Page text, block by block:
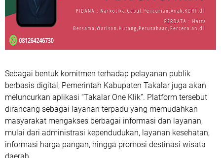
Sebagai bentuk komitmen terhadap pelayanan publik
berbasis digital, Pemerintah Kabupaten Takalar juga akan
meluncurkan aplikasi “Takalar One Klik”. Platform tersebut
dirancang sebagai layanan terpadu yang memudahkan
masyarakat mengakses berbagai informasi dan layanan,
mulai dari administrasi kependudukan, layanan kesehatan,
informasi harga pangan, hingga promosi destinasi wisata